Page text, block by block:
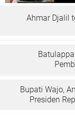
Ahmar Djalil
Bupati Wajo,
Presiden